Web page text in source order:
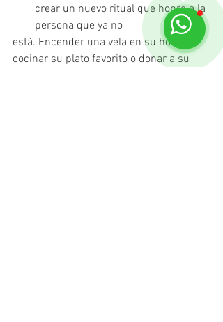
crear un nuevo ritual que honre a la
persona que ya no
está. Encender una vela en su honor,
cocinar su plato favorito o donar a su